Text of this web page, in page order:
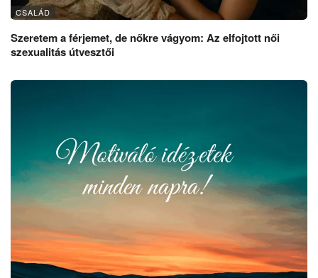
CSALÁD
Szeretem a férjemet, de nőkre vágyom: Az elfojtott női
szexualitás útvesztői